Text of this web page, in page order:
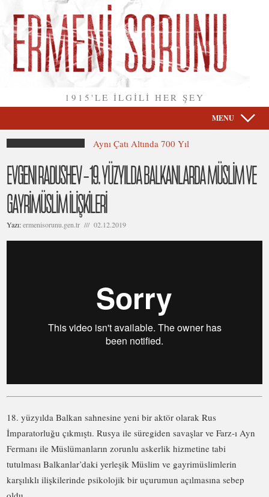
1915'LE İLGİLİ HER ŞEY
MENU
Aynı Çatı Altında 700 Yıl
EVGENI RADUSHEV – 19. YÜZYILDA BALKANLARDA MÜSLİM VE
GAYRİMÜSLİM İLİŞKİLERİ
Yazı:ermenisorunu.gen.tr /// 02.12.2019
18. yüzyılda Balkan sahnesine yeni bir aktör olarak Rus
İmparatorluğu çıkmıştı. Rusya ile süregiden savaşlar ve Farz-ı Ayn
Fermanı ile Müslümanların zorunlu askerlik hizmetine tabi
tutulması Balkanlar’daki yerleşik Müslim ve gayrimüslimlerin
karşılıklı ilişkilerinde psikolojik bir uçurumun açılmasına sebep